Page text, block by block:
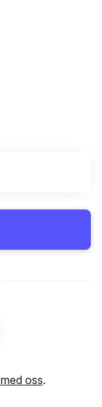
LinkedIn
oss.